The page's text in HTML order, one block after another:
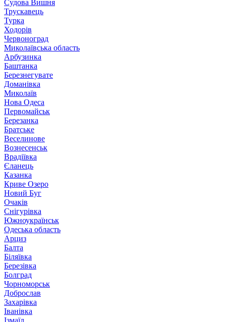
Судова Вишня
Трускавець
Турка
Ходорів
Червоноград
Миколаївська область
Арбузинка
Баштанка
Березнегувате
Доманівка
Миколаїв
Нова Одеса
Первомайськ
Березанка
Братське
Веселинове
Вознесенськ
Врадіївка
Єланець
Казанка
Криве Озеро
Новий Буг
Очаків
Снігурівка
Южноукраїнськ
Одеська область
Арциз
Балта
Біляївка
Березівка
Болград
Чорноморськ
Доброслав
Захарівка
Іванівка
Ізмаїл